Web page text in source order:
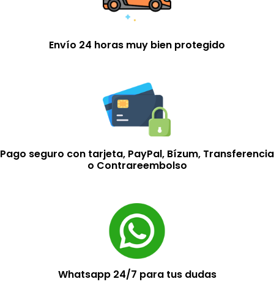
Envío 24 horas muy bien protegido
Pago seguro con tarjeta, PayPal, Bízum, Transferencia
o Contrareembolso
Whatsapp 24/7 para tus dudas